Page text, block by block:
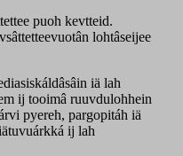
puoh kevtteid.
lohtâseijee
iä lah
ij tooimâ ruuvdulohhein
pyereh, pargopitáh iä
ij lah